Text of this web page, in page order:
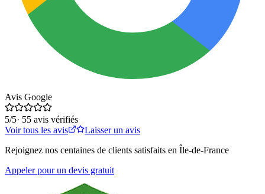
Avis Google
5/5· 55 avis vérifiés
Voir tous les avis
Laisser un avis
Rejoignez nos centaines de clients satisfaits en Île-de-France
Appeler pour un devis gratuit